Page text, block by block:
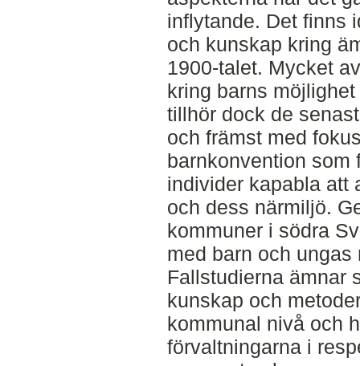
inflytande. Det finns
och kunskap kring
1900-talet. Mycket
kring barns
tillhör dock de
och främst med
barnkonvention som
individer kapabla att
och dess närmiljö.
kommuner i södra
med barn och
Fallstudierna ämnar
kunskap och
kommunal nivå och
förvaltningarna i